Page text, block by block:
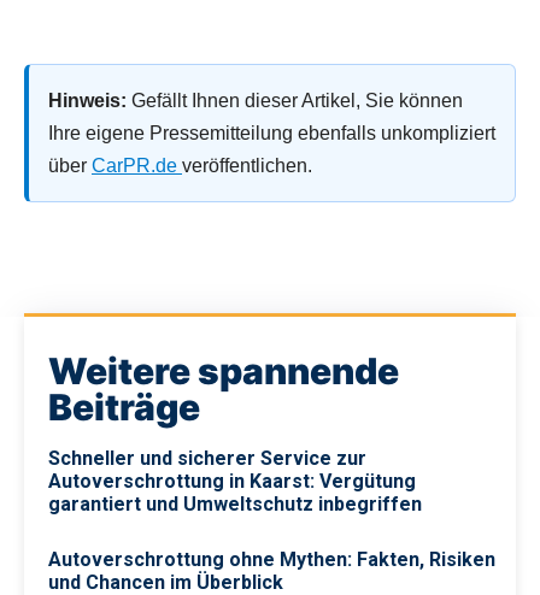
Hinweis: Gefällt Ihnen dieser Artikel, Sie können
Ihre eigene Pressemitteilung ebenfalls unkompliziert
über CarPR.de veröffentlichen.
Weitere spannende
Beiträge
Schneller und sicherer Service zur
Autoverschrottung in Kaarst: Vergütung
garantiert und Umweltschutz inbegriffen
Autoverschrottung ohne Mythen: Fakten, Risiken
und Chancen im Überblick